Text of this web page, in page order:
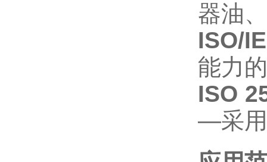
器油
ISO/
能力
ISO
—采用